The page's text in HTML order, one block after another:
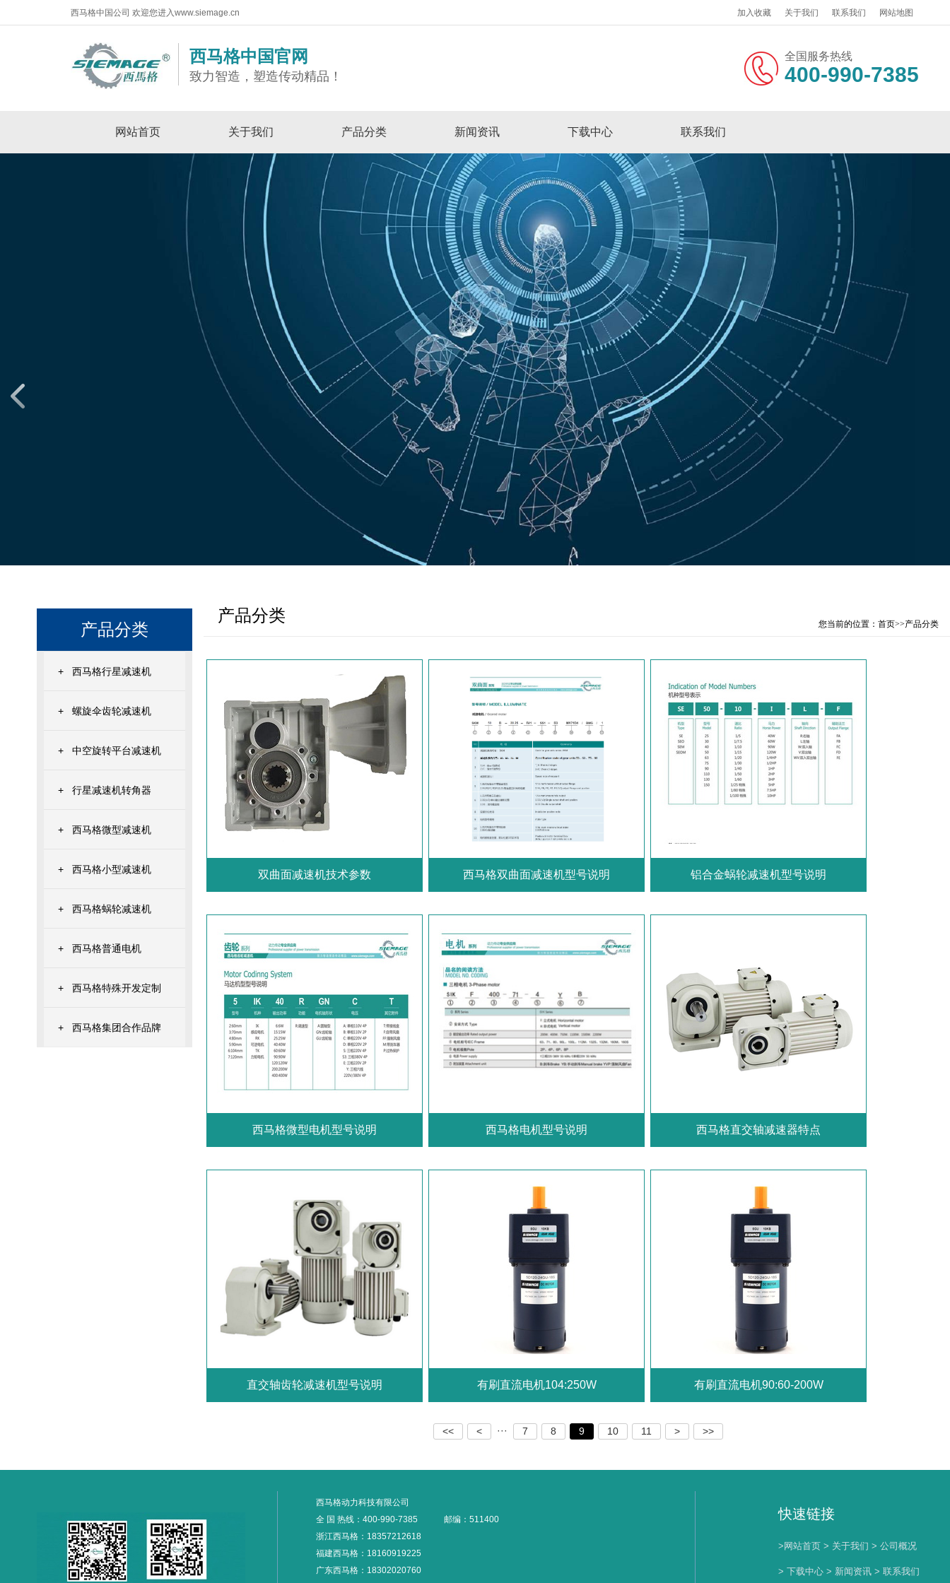
西马格中国公司 欢迎您进入www.siemage.cn 加入收藏 关于我们 联系我们 网站地图
西马格中国官网
致力智造，塑造传动精品！
全国服务热线
400-990-7385
网站首页 关于我们 产品分类 新闻资讯 下载中心 联系我们
产品分类
+ 西马格行星减速机
+ 螺旋伞齿轮减速机
+ 中空旋转平台减速机
+ 行星减速机转角器
+ 西马格微型减速机
+ 西马格小型减速机
+ 西马格蜗轮减速机
+ 西马格普通电机
+ 西马格特殊开发定制
+ 西马格集团合作品牌
产品分类 您当前的位置： 首页>>产品分类
双曲面减速机技术参数 西马格双曲面减速机型号说明 铝合金蜗轮减速机型号说明
西马格微型电机型号说明 西马格电机型号说明 西马格直交轴减速器特点
直交轴齿轮减速机型号说明 有刷直流电机104:250W 有刷直流电机90:60-200W
<< < ··· 7 8 9 10 11 > >>
西马格动力科技有限公司
全 国 热线：400-990-7385
邮编：511400
浙江西马格：18357212618
福建西马格：18160919225
广东西马格：18302020760
快速链接
>网站首页 > 关于我们 > 公司概况
> 下载中心 > 新闻资讯 > 联系我们